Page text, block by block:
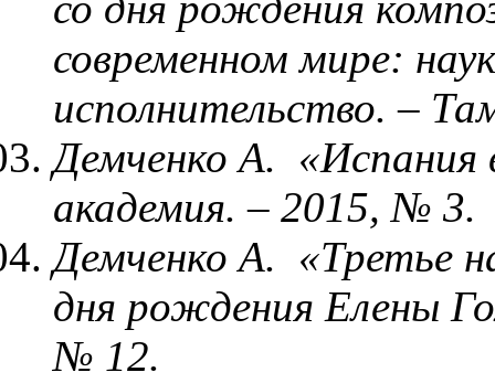
современном мире:
исполнительство. –
Демченко А. «Испания
академия. – 2015, № 3.
Демченко А. «Третье
дня рождения Елены
№ 12.